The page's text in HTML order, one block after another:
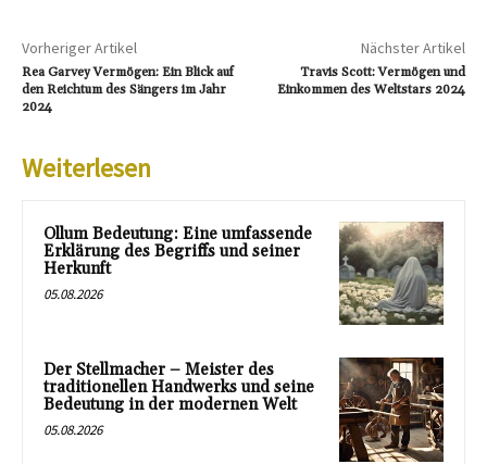
Vorheriger Artikel
Rea Garvey Vermögen: Ein Blick auf
den Reichtum des Sängers im Jahr
2024
Nächster Artikel
Travis Scott: Vermögen und
Einkommen des Weltstars 2024
Weiterlesen
Ollum Bedeutung: Eine umfassende
Erklärung des Begriffs und seiner
Herkunft
05.08.2026
Der Stellmacher – Meister des
traditionellen Handwerks und seine
Bedeutung in der modernen Welt
05.08.2026